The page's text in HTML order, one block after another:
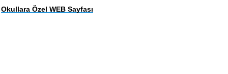
Okullara Özel WEB Sayfası